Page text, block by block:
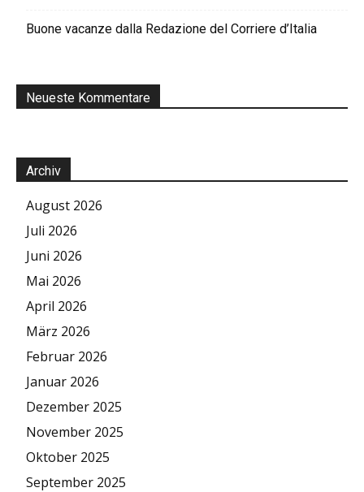
Buone vacanze dalla Redazione del Corriere d’Italia
Neueste Kommentare
Archiv
August 2026
Juli 2026
Juni 2026
Mai 2026
April 2026
März 2026
Februar 2026
Januar 2026
Dezember 2025
November 2025
Oktober 2025
September 2025